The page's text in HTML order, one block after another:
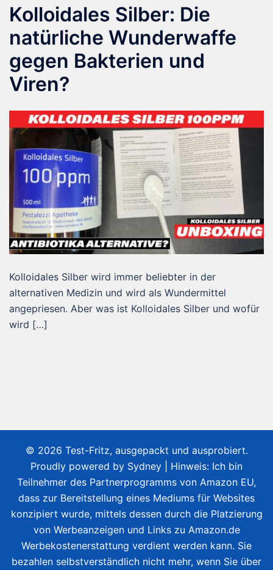
Kolloidales Silber: Die
natürliche Wunderwaffe
gegen Bakterien und
Viren?
Kolloidales Silber wird immer beliebter in der
alternativen Medizin und wird als Wundermittel
angepriesen. Aber was ist Kolloidales Silber und wofür
wird […]
© 2026 Test-Fritz, ausgepackt und ausprobiert.
Proudly powered by Sydney | Hinweis: Ich bin
Teilnehmer des Partnerprogramms von Amazon EU,
dass zur Bereitstellung eines Mediums für Websites
konzipiert wurde, mittels dessen durch die Platzierung
von Werbeanzeigen und Links zu Amazon.de
Werbekostenerstattung verdient werden kann. Sie
bezahlen selbstverständlich nicht mehr, wenn Sie über